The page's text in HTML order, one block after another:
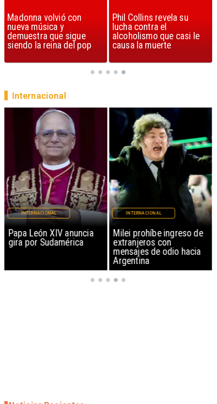
Madonna volvió con
nueva música y
demuestra que sigue
siendo la reina del pop
Phil Collins revela su
lucha contra el
alcoholismo que casi le
causa la muerte
Milei prohíbe ingreso de
extranjeros con
INTERNACIONAL
Joven chileno muere
escalando montaña más
alta de Perú
INTERNACIONAL
Internacional